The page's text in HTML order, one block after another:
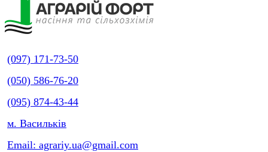
(097) 171-73-50
(050) 586-76-20
(095) 874-43-44
м. Васильків
Email: agrariy.ua@gmail.com